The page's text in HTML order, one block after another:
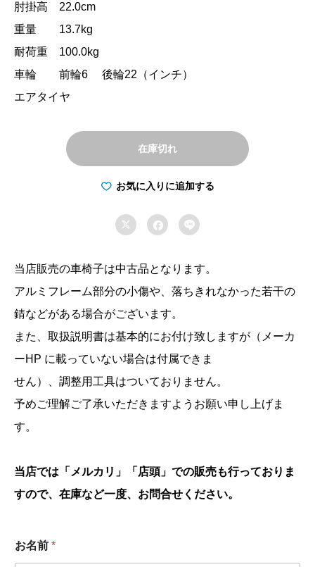
肘掛高 22.0cm
重量 13.7kg
耐荷重 100.0kg
車輪 前輪6 後輪22（インチ）
エアタイヤ
在庫切れ
お気に入りに追加する
  
当店販売の車椅子は中古品となります。
アルミフレーム部分の小傷や、落ちきれなかった若干の
錆などがある場合がございます。
また、取扱説明書は基本的にお付け致しますが（メーカ
ーHP に載っていない場合は付属できま
せん）、調整用工具はついておりません。
予めご理解ご了承いただきますようお願い申し上げま
す。
当店では「メルカリ」「店頭」での販売も行っておりま
すので、在庫など一度、お問合せください。
お名前 *